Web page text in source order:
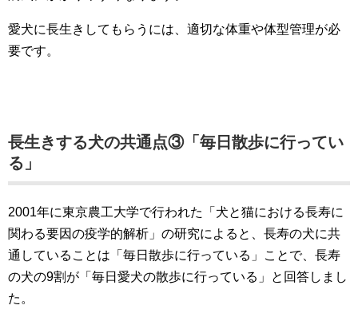
愛犬に長生きしてもらうには、適切な体重や体型管理が必
要です。
長生きする犬の共通点③「毎日散歩に行ってい
る」
2001年に東京農工大学で行われた「犬と猫における長寿に
関わる要因の疫学的解析」の研究によると、長寿の犬に共
通していることは「毎日散歩に行っている」ことで、長寿
の犬の9割が「毎日愛犬の散歩に行っている」と回答しまし
た。